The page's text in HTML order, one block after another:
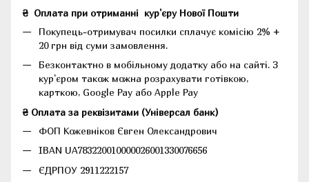
₴ Оплата при отриманні кур'єру Нової Пошти
Покупець-отримувач посилки сплачує комісію 2% +
20 грн від суми замовлення.
Безконтактно в мобільному додатку або на сайті. З
кур'єром також можна розрахувати готівкою,
карткою, Google Pay або Apple Pay
₴ Оплата за реквізитами (Універсал банк)
ФОП Кожевніков Євген Олександрович
IBAN UA783220010000026001330076656
ЄДРПОУ 2911222157